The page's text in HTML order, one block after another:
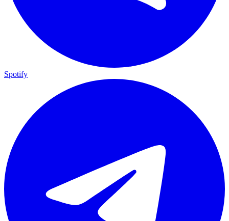
Spotify